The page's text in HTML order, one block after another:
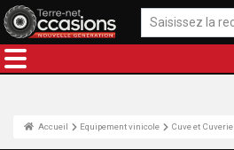
Accueil Equipement vinicole Cuve et Cuverie